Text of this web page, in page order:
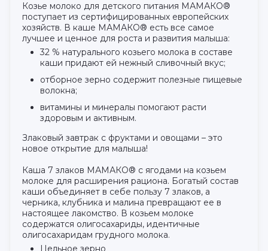
Козье молоко для детского питания МАМАКО®
поступает из сертифицированных европейских
хозяйств. В каше МАМАКО® есть все самое
лучшее и ценное для роста и развития малыша:
32 % натурального козьего молока в составе
каши придают ей нежный сливочный вкус;
отборное зерно содержит полезные пищевые
волокна;
витамины и минералы помогают расти
здоровым и активным.
Злаковый завтрак с фруктами и овощами – это
новое открытие для малыша!
Каша 7 злаков МАМАКО® с ягодами на козьем
молоке для расширения рациона. Богатый состав
каши объединяет в себе пользу 7 злаков, а
черника, клубника и малина превращают ее в
настоящее лакомство. В козьем молоке
содержатся олигосахариды, идентичные
олигосахаридам грудного молока.
Цельное зерно